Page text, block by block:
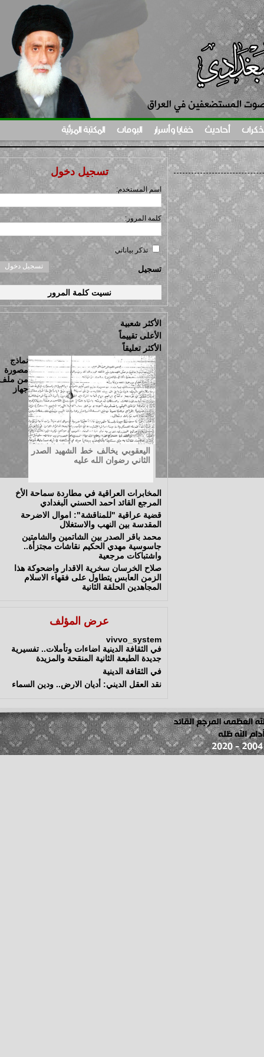
أحاديث خفايا وأسرار البومات المكتبة المرئية
تسجيل دخول
اسم المستخدم:
كلمة المرور:
تذكر بياناتي
تسجيل
نسيت كلمة المرور
الأكثر شعبية
الأعلى تقييماً
الأكثر تعليقاً
اليعقوبي يخالف خط الشهيد الصدر
الثاني رضوان الله عليه
نماذج
مصورة
من ملف
جهاز
المخابرات العراقية في مطاردة سماحة الأخ
المرجع القائد احمد الحسني البغدادي
قضية عراقية "للمناقشة": اموال الاضرحة
المقدسة بين النهب والاستغلال
محمد باقر الصدر بين الشاتمين والشامتين
جاسوسية مهدي الحكيم نقاشات مجتزأة..
واشتباكات مرجعية
صلاح الخرسان سخرية الاقدار واضحوكة هذا
الزمن العابس يتطاول على فقهاء الاسلام
المجاهدين الحلقة الثانية
عرض المؤلف
vivvo_system
في الثقافة الدينية اضاءات وتأملات.. تفسيرية
جديدة الطبعة الثانية المنقحة والمزيدة
في الثقافة الدينية
نقد العقل الديني: أديان الارض.. ودين السماء